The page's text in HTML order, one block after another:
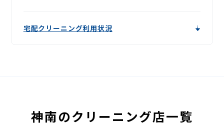
宅配クリーニング利用状況
神南のクリーニング店一覧